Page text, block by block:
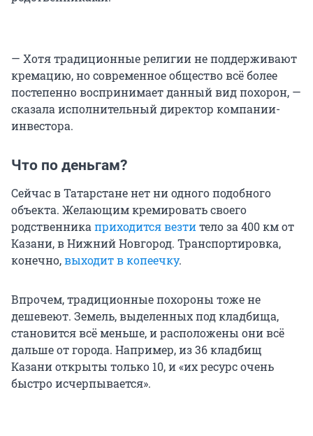
— Хотя традиционные религии не поддерживают
кремацию, но современное общество всё более
постепенно воспринимает данный вид похорон, —
сказала исполнительный директор компании-
инвестора.
Что по деньгам?
Сейчас в Татарстане нет ни одного подобного
объекта. Желающим кремировать своего
родственника приходится везтитело за 400 км от
Казани, в Нижний Новгород. Транспортировка,
конечно,выходит в копеечку.
Впрочем, традиционные похороны тоже не
дешевеют. Земель, выделенных под кладбища,
становится всё меньше, и расположены они всё
дальше от города. Например, из 36 кладбищ
Казани открыты только 10, и «их ресурс очень
быстро исчерпывается».